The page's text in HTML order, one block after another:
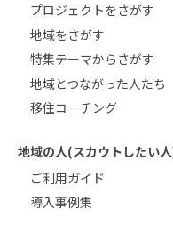
プロジェクトをさがす
地域をさがす
特集テーマからさがす
地域とつながった人たち
移住コーチング
地域の人(スカウトしたい
ご利用ガイド
導入事例集